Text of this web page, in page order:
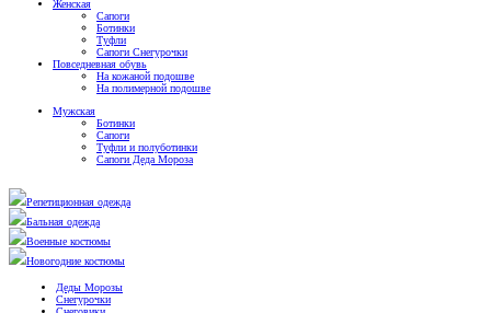
Женская
Сапоги
Ботинки
Туфли
Сапоги Снегурочки
Повседневная обувь
На кожаной подошве
На полимерной подошве
Мужская
Ботинки
Сапоги
Туфли и полуботинки
Сапоги Деда Мороза
Репетиционная одежда
Бальная одежда
Военные костюмы
Новогодние костюмы
Деды Морозы
Снегурочки